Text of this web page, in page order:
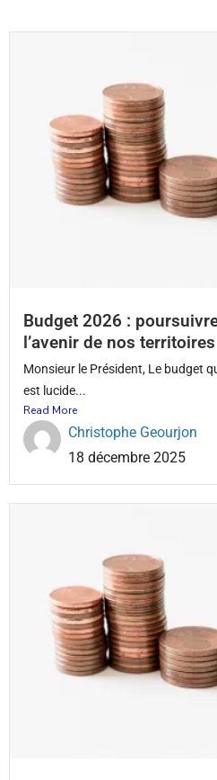
Budget 2026 :
l’avenir de nos territoires
Monsieur le Président, Le budget
est lucide...
Read More
Christophe Geourjon
18 décembre 2025